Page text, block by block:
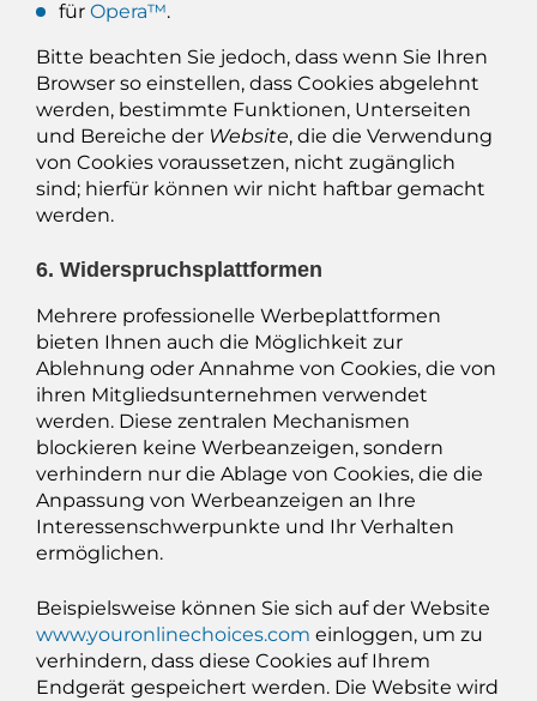
für Opera™.
Bitte beachten Sie jedoch, dass wenn Sie Ihren
Browser so einstellen, dass Cookies abgelehnt
werden, bestimmte Funktionen, Unterseiten
und Bereiche der Website, die die Verwendung
von Cookies voraussetzen, nicht zugänglich
sind; hierfür können wir nicht haftbar gemacht
werden.
6. Widerspruchsplattformen
Mehrere professionelle Werbeplattformen
bieten Ihnen auch die Möglichkeit zur
Ablehnung oder Annahme von Cookies, die von
ihren Mitgliedsunternehmen verwendet
werden. Diese zentralen Mechanismen
blockieren keine Werbeanzeigen, sondern
verhindern nur die Ablage von Cookies, die die
Anpassung von Werbeanzeigen an Ihre
Interessenschwerpunkte und Ihr Verhalten
ermöglichen.
Beispielsweise können Sie sich auf der Website
www.youronlinechoices.com einloggen, um zu
verhindern, dass diese Cookies auf Ihrem
Endgerät gespeichert werden. Die Website wird